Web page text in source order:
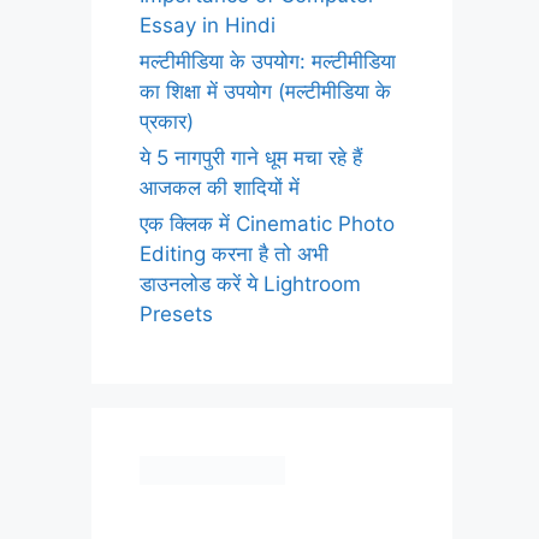
Essay in Hindi
मल्टीमीडिया के उपयोग: मल्टीमीडिया
का शिक्षा में उपयोग (मल्टीमीडिया के
प्रकार)
ये 5 नागपुरी गाने धूम मचा रहे हैं
आजकल की शादियों में
एक क्लिक में Cinematic Photo
Editing करना है तो अभी
डाउनलोड करें ये Lightroom
Presets